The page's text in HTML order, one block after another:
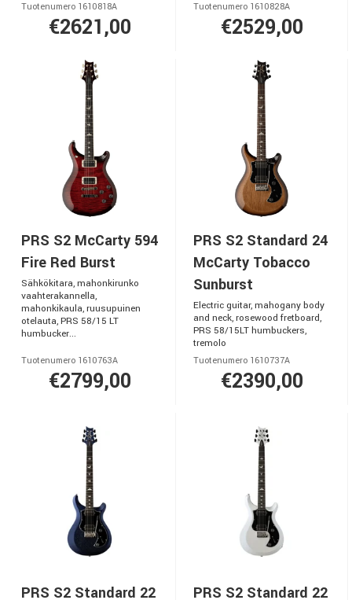
Tuotenumero 1610818A
€2621,00
Tuotenumero 1610828A
€2529,00
PRS S2 McCarty 594
Fire Red Burst
Sähkökitara, mahonkirunko
vaahterakannella,
mahonkikaula, ruusupuinen
otelauta, PRS 58/15 LT
humbucker...
Tuotenumero 1610763A
€2799,00
PRS S2 Standard 24
McCarty Tobacco
Sunburst
Electric guitar, mahogany body
and neck, rosewood fretboard,
PRS 58/15LT humbuckers,
tremolo
Tuotenumero 1610737A
€2390,00
PRS S2 Standard 22 PRS S2 Standard 22